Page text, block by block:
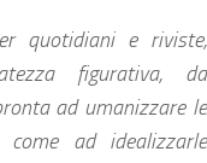
quotidiani e riviste,
figurativa, da
ad umanizzare le
ad idealizzarle